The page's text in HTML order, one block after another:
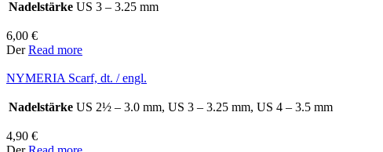
Nadelstärke US 3 – 3.25 mm
6,00 €
DerRead more
NYMERIA Scarf, dt. / engl.
Nadelstärke US 2½ – 3.0 mm, US 3 – 3.25 mm, US 4 – 3.5 mm
4,90 €